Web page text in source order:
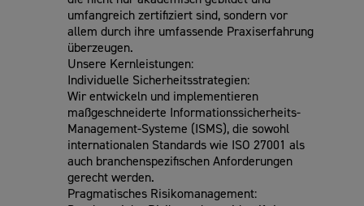
umfangreich zertifiziert sind, sondern vor
allem durch ihre umfassende Praxiserfahrung
überzeugen.
Unsere Kernleistungen:
Individuelle Sicherheitsstrategien:
Wir entwickeln und implementieren
maßgeschneiderte Informationssicherheits-
Management-Systeme (ISMS), die sowohl
internationalen Standards wie ISO 27001 als
auch branchenspezifischen Anforderungen
gerecht werden.
Pragmatisches Risikomanagement: